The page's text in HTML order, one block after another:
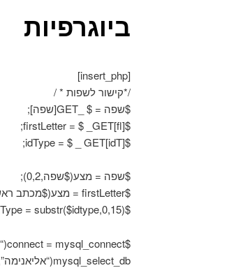
ביוגרפיות
[insert_php]
/*קישור לשפות * /
$שפה = $ _GET[שפה];
$firstLetter = $ _GET[fl];
$idType = $ _ GET[idT];
$שפה = מצע($שפה,0,2);
$firstLetter = מצע($מכתב ראשון,0,1);
$idType = substr($idtype,0,15);
$connect = mysql_connect(“מארח מקומי”, “אליאנימה”, “72*pI $ 52”);
mysql_select_db(“אליאנימה”, $להתחבר);